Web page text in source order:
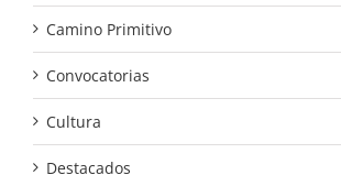
Camino Primitivo
Convocatorias
Cultura
Destacados